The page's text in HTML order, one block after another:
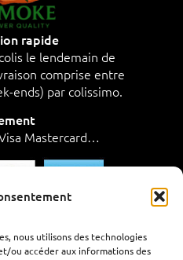
nous utilisons des technologies
ou accéder aux informations des
rapide
le lendemain de
comprise entre
ends) par colissimo.
Mastercard…
téléphone de 8h à